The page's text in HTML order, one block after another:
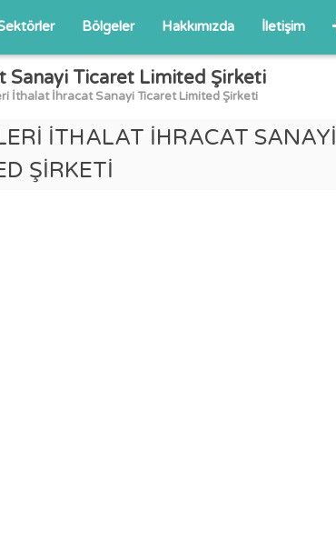
Bölgeler Hakkımızda İletişim
Sanayi Ticaret Limited Şirketi
İthalat İhracat Sanayi Ticaret Limited Şirketi
İTHALAT İHRACAT SANAYİ
ŞİRKETİ